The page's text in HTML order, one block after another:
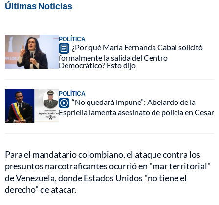
Últimas Noticias
POLÍTICA
¿Por qué María Fernanda Cabal solicitó
formalmente la salida del Centro
Democrático? Esto dijo
POLÍTICA
“No quedará impune”: Abelardo de la
Espriella lamenta asesinato de policía en Cesar
Para el mandatario colombiano, el ataque contra los
presuntos narcotraficantes ocurrió en "mar territorial"
de Venezuela, donde Estados Unidos "no tiene el
derecho" de atacar.